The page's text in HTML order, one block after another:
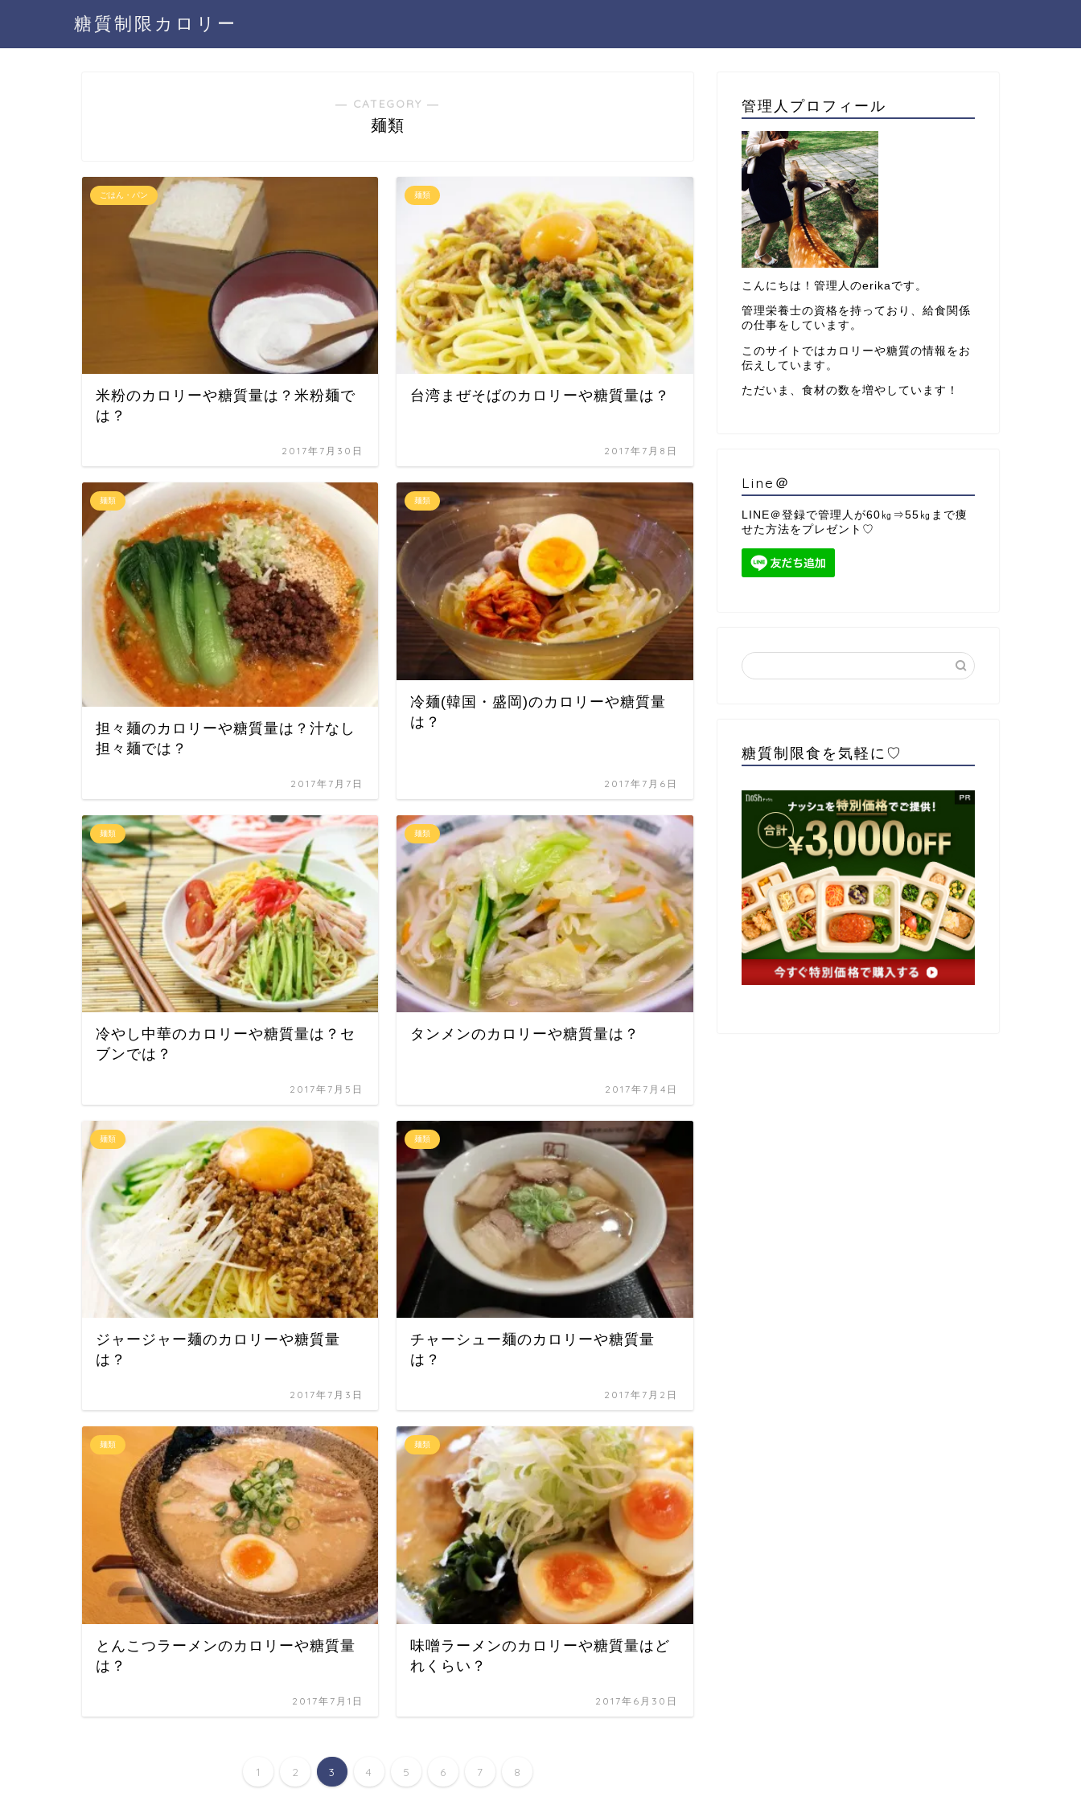
糖質制限カロリー
― CATEGORY ―
麺類
ごはん・パン
米粉のカロリーや糖質量は？米粉麺で
は？
2017年7月30日
麺類
台湾まぜそばのカロリーや糖質量は？
2017年7月8日
麺類
担々麺のカロリーや糖質量は？汁なし
担々麺では？
2017年7月7日
麺類
冷麺(韓国・盛岡)のカロリーや糖質量
は？
2017年7月6日
麺類
冷やし中華のカロリーや糖質量は？セ
ブンでは？
2017年7月5日
麺類
タンメンのカロリーや糖質量は？
2017年7月4日
麺類
ジャージャー麺のカロリーや糖質量
は？
2017年7月3日
麺類
チャーシュー麺のカロリーや糖質量
は？
2017年7月2日
麺類
とんこつラーメンのカロリーや糖質量
は？
2017年7月1日
麺類
味噌ラーメンのカロリーや糖質量はど
れくらい？
2017年6月30日
1 2 3 4 5 6 7 8
管理人プロフィール
こんにちは！管理人のerikaです。
管理栄養士の資格を持っており、給食関係
の仕事をしています。
このサイトではカロリーや糖質の情報をお
伝えしています。
ただいま、食材の数を増やしています！
Line＠
LINE＠登録で管理人が60㎏⇒55㎏まで痩
せた方法をプレゼント♡
糖質制限食を気軽に♡